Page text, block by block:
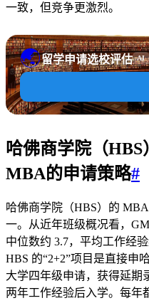
一致，但竞争更激烈。
🌏留学申请选校评估 AI
哈佛商学院（HBS
MBA的申请策略#
哈佛商学院（HBS）的
一。从近年班级概况看，
中位数约 3.7，平均工作经
HBS 的“2+2”项目是直接
大学四年级申请，获得延期
两年工作经验后入学。每年